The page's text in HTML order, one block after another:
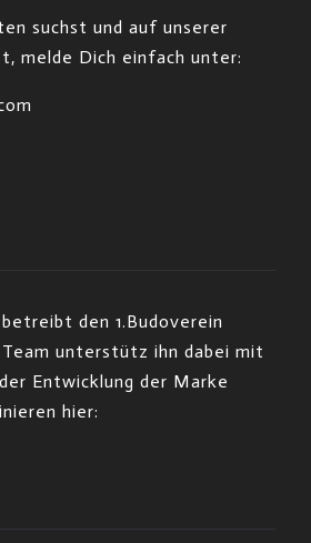
suchst und auf unserer
melde Dich einfach unter:
den 1.Budoverein
Team unterstütz ihn dabei mit
Entwicklung der Marke
hier: